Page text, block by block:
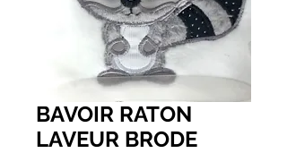
BAVOIR RATON
LAVEUR BRODE